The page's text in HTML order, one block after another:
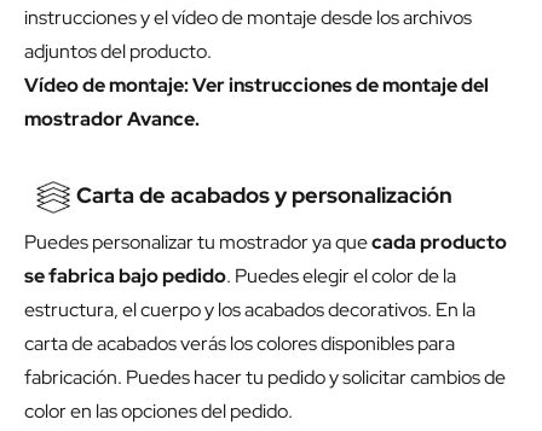
instrucciones y el vídeo de montaje desde los archivos
adjuntos del producto.
Vídeo de montaje:Ver instrucciones de montaje del
mostrador Avance.
Carta de acabados y personalización
Puedes personalizar tu mostrador ya quecada producto
se fabrica bajo pedido. Puedes elegir el color de la
estructura, el cuerpo y los acabados decorativos. En la
carta de acabados verás los colores disponibles para
fabricación. Puedes hacer tu pedido y solicitar cambios de
color en las opciones del pedido.